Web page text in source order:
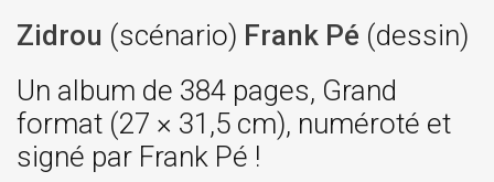
Zidrou (scénario) Frank Pé (dessin)
Un album de 384 pages, Grand
format (27 × 31,5 cm), numéroté et
signé par Frank Pé !